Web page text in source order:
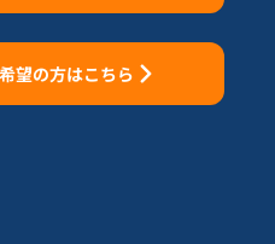
望の方はこちら